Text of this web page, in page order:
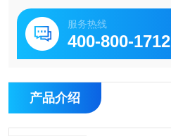
服务热线
400-800-1712
产品介绍